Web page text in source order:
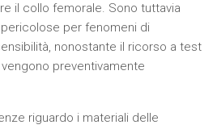
il collo femorale. Sono tuttavia
per fenomeni di
nonostante il ricorso a test
preventivamente
riguardo i materiali delle